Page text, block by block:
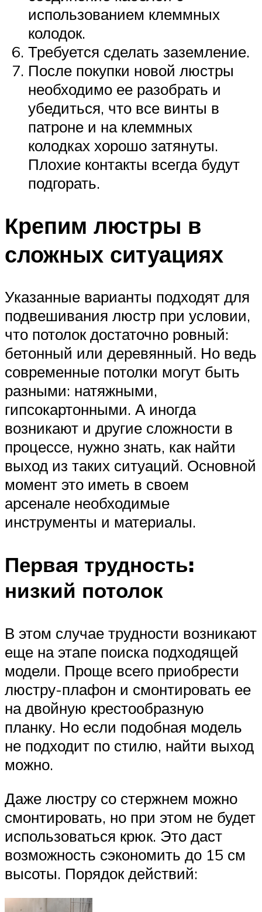
использованием клеммных
колодок.
Требуется сделать заземление.
После покупки новой люстры
необходимо ее разобрать и
убедиться, что все винты в
патроне и на клеммных
колодках хорошо затянуты.
Плохие контакты всегда будут
подгорать.
Крепим люстры в
сложных ситуациях
Указанные варианты подходят для
подвешивания люстр при условии,
что потолок достаточно ровный:
бетонный или деревянный. Но ведь
современные потолки могут быть
разными: натяжными,
гипсокартонными. А иногда
возникают и другие сложности в
процессе, нужно знать, как найти
выход из таких ситуаций. Основной
момент это иметь в своем
арсенале необходимые
инструменты и материалы.
Первая трудность:
низкий потолок
В этом случае трудности возникают
еще на этапе поиска подходящей
модели. Проще всего приобрести
люстру-плафон и смонтировать ее
на двойную крестообразную
планку. Но если подобная модель
не подходит по стилю, найти выход
можно.
Даже люстру со стержнем можно
смонтировать, но при этом не будет
использоваться крюк. Это даст
возможность сэкономить до 15 см
высоты. Порядок действий: